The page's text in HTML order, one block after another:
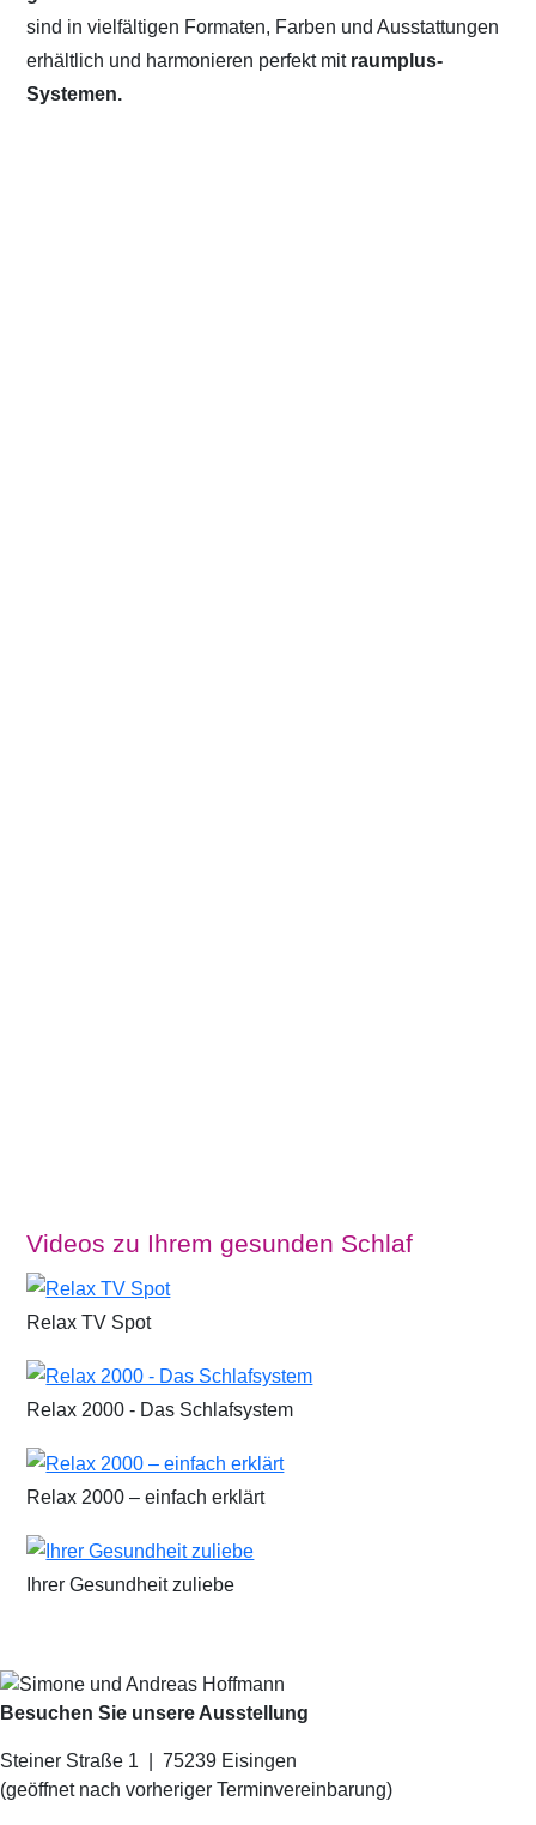
sind in vielfältigen Formaten, Farben und Ausstattungen
erhältlich und harmonieren perfekt mit raumplus-
Systemen.
Videos zu Ihrem gesunden Schlaf
Relax TV Spot
Relax 2000 - Das Schlafsystem
Relax 2000 – einfach erklärt
Ihrer Gesundheit zuliebe
Besuchen Sie unsere Ausstellung
Steiner Straße 1 | 75239 Eisingen
(geöffnet nach vorheriger Terminvereinbarung)